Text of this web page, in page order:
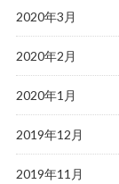
2020年3月
2020年2月
2020年1月
2019年12月
2019年11月